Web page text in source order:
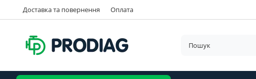
Доставка та повернення Оплата